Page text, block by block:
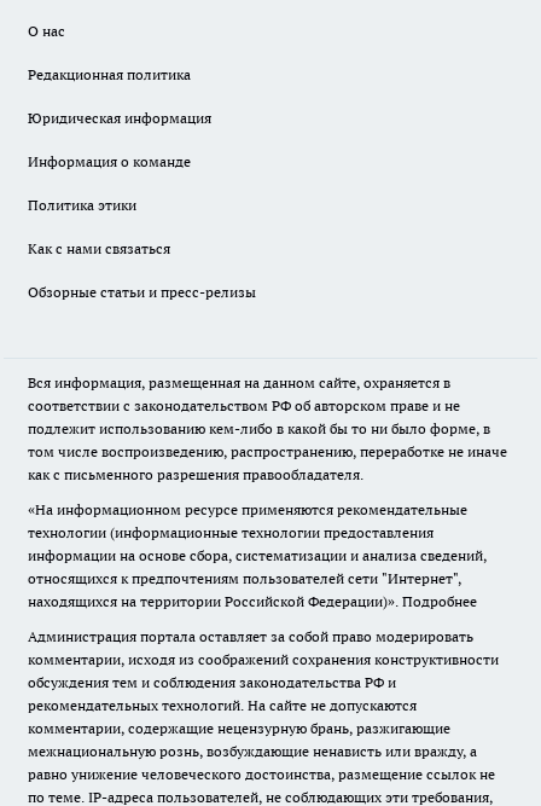
О нас
Редакционная политика
Юридическая информация
Информация о команде
Политика этики
Как с нами связаться
Обзорные статьи и пресс-релизы
Вся информация, размещенная на данном сайте, охраняется в
соответствии с законодательством РФ об авторском праве и не
подлежит использованию кем-либо в какой бы то ни было форме, в
том числе воспроизведению, распространению, переработке не иначе
как с письменного разрешения правообладателя.
«На информационном ресурсе применяются рекомендательные
технологии (информационные технологии предоставления
информации на основе сбора, систематизации и анализа сведений,
относящихся к предпочтениям пользователей сети "Интернет",
находящихся на территории Российской Федерации)». Подробнее
Администрация портала оставляет за собой право модерировать
комментарии, исходя из соображений сохранения конструктивности
обсуждения тем и соблюдения законодательства РФ и
рекомендательных технологий. На сайте не допускаются
комментарии, содержащие нецензурную брань, разжигающие
межнациональную рознь, возбуждающие ненависть или вражду, а
равно унижение человеческого достоинства, размещение ссылок не
по теме. IP-адреса пользователей, не соблюдающих эти требования,